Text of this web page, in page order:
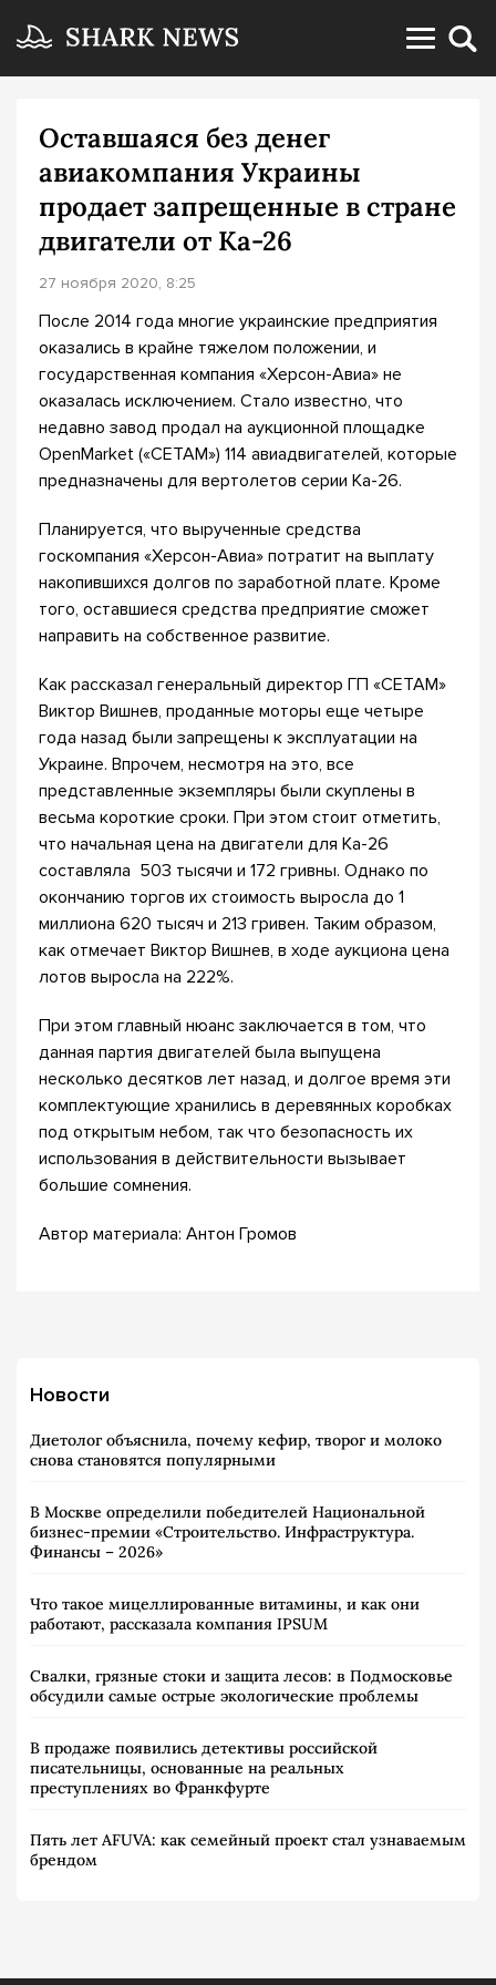
Оставшаяся без денег
авиакомпания Украины
продает запрещенные в стране
двигатели от Ка-26
27 ноября 2020, 8:25
После 2014 года многие украинские предприятия
оказались в крайне тяжелом положении, и
государственная компания «Херсон-Авиа» не
оказалась исключением. Стало известно, что
недавно завод продал на аукционной площадке
OpenMarket («СЕТАМ») 114 авиадвигателей, которые
предназначены для вертолетов серии Ка-26.
Планируется, что вырученные средства
госкомпания «Херсон-Авиа» потратит на выплату
накопившихся долгов по заработной плате. Кроме
того, оставшиеся средства предприятие сможет
направить на собственное развитие.
Как рассказал генеральный директор ГП «СЕТАМ»
Виктор Вишнев, проданные моторы еще четыре
года назад были запрещены к эксплуатации на
Украине. Впрочем, несмотря на это, все
представленные экземпляры были скуплены в
весьма короткие сроки. При этом стоит отметить,
что начальная цена на двигатели для Ка-26
составляла 503 тысячи и 172 гривны. Однако по
окончанию торгов их стоимость выросла до 1
миллиона 620 тысяч и 213 гривен. Таким образом,
как отмечает Виктор Вишнев, в ходе аукциона цена
лотов выросла на 222%.
При этом главный нюанс заключается в том, что
данная партия двигателей была выпущена
несколько десятков лет назад, и долгое время эти
комплектующие хранились в деревянных коробках
под открытым небом, так что безопасность их
использования в действительности вызывает
большие сомнения.
Автор материала: Антон Громов
Новости
Диетолог объяснила, почему кефир, творог и молоко
снова становятся популярными
В Москве определили победителей Национальной
бизнес-премии «Строительство. Инфраструктура.
Финансы – 2026»
Что такое мицеллированные витамины, и как они
работают, рассказала компания IPSUM
Свалки, грязные стоки и защита лесов: в Подмосковье
обсудили самые острые экологические проблемы
В продаже появились детективы российской
писательницы, основанные на реальных
преступлениях во Франкфурте
Пять лет AFUVA: как семейный проект стал узнаваемым
брендом